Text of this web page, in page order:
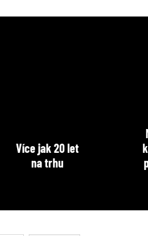
Více jak 20 let
na trhu